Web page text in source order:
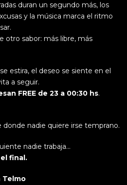
duran un segundo más, los
y la música marca el ritmo
otro sabor: más libre, más
estira, el deseo se siente en el
a seguir.
FREE de 23 a 00:30 hs.
donde nadie quiere irse temprano.
nadie trabaja…
final.
Telmo